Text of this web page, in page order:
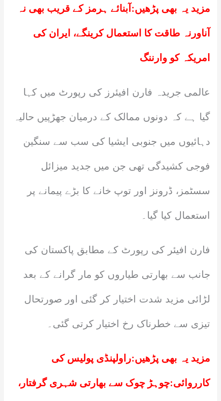
مزید یہ بھی پڑھیں: آبنائے ہرمز کے قریب بھی نہ
آناورنہ طاقت کا استعمال کرینگے، ایران کی
امریکہ کو وارننگ
عالمی جریدہ فارن افیئرز کی رپورٹ میں کہا
گیا ہے کہ دونوں ممالک کے درمیان جھڑپیں حالیہ
دہائیوں میں جنوبی ایشیا کی سب سے سنگین
فوجی کشیدگی تھی جن میں جدید میزائل
سسٹمز، ڈرونز اور توپ خانے کا بڑے پیمانے پر
استعمال کیا گیا۔
فارن افیئر کی رپورٹ کے مطابق پاکستان کی
جانب سے بھارتی طیاروں کو مار گرانے کے بعد
لڑائی مزید شدت اختیار کر گئی اور صورتحال
تیزی سے خطرناک رخ اختیار کرتی گئی۔
مزید یہ بھی پڑھیں:راولپنڈی پولیس کی
کارروائی:چوہڑ چوک سے بھارتی شہری گرفتار،